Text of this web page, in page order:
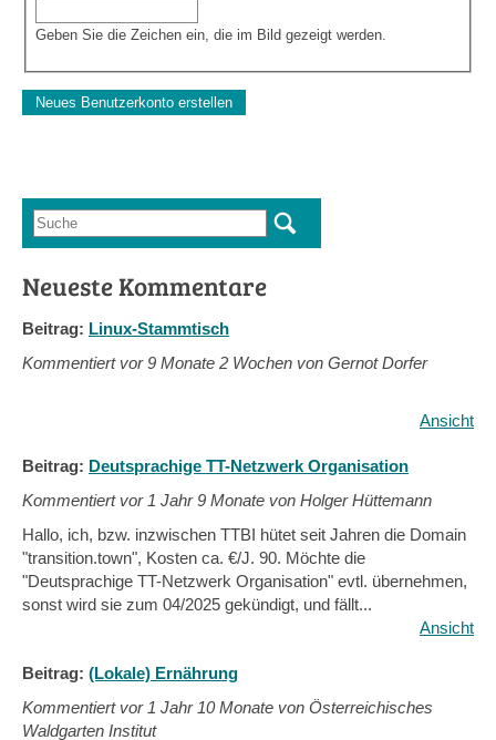
Geben Sie die Zeichen ein, die im Bild gezeigt werden.
Suchformular
Suche
Neueste Kommentare
Beitrag: Linux-Stammtisch
Kommentiert vor9 Monate 2 Wochen von Gernot Dorfer
Ansicht
Beitrag: Deutsprachige TT-Netzwerk Organisation
Kommentiert vor 1 Jahr 9 Monate von Holger Hüttemann
Hallo, ich, bzw. inzwischen TTBI hütet seit Jahren die Domain
"transition.town", Kosten ca. €/J. 90. Möchte die
"Deutsprachige TT-Netzwerk Organisation" evtl. übernehmen,
sonst wird sie zum 04/2025 gekündigt, und fällt...
Ansicht
Beitrag: (Lokale) Ernährung
Kommentiert vor 1 Jahr 10 Monate von Österreichisches
Waldgarten Institut